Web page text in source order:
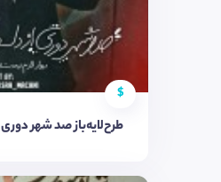
$
طرح‌لایه‌باز صد شهر دوری